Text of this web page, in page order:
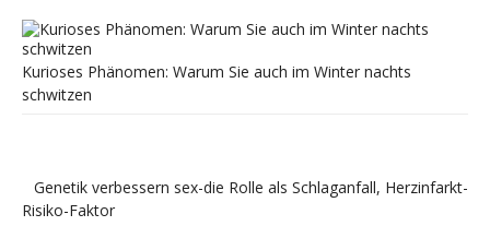
Kurioses Phänomen: Warum Sie auch im Winter nachts
schwitzen
Genetik verbessern sex-die Rolle als Schlaganfall, Herzinfarkt-
Risiko-Faktor